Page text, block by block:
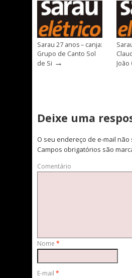
Sarau 27 anos – canja:
Grupo de Canto Sol
de Si →
João
Deixe uma
O seu endereço de e-mail não
Campos obrigatórios são
Comentário
Nome *
E-mail *